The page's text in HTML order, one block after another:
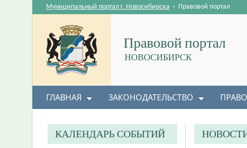
Правовой портал
НОВОСИБИРСК
Муниципальный портал г. Новосибирска › Правовой портал
ГЛАВНАЯ ЗАКОНОДАТЕЛЬСТВО
КАЛЕНДАРЬ СОБЫТИЙ